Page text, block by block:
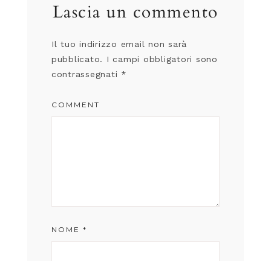
Lascia un commento
Il tuo indirizzo email non sarà
pubblicato. I campi obbligatori sono
contrassegnati *
COMMENT
NOME *